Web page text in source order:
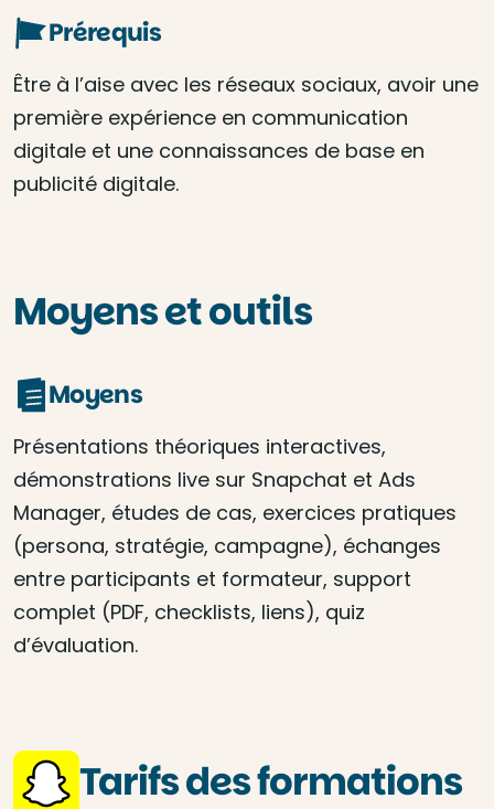
Prérequis
Être à l’aise avec les réseaux sociaux, avoir une
première expérience en communication
digitale et une connaissances de base en
publicité digitale.
Moyens et outils
Moyens
Présentations théoriques interactives,
démonstrations live sur Snapchat et Ads
Manager, études de cas, exercices pratiques
(persona, stratégie, campagne), échanges
entre participants et formateur, support
complet (PDF, checklists, liens), quiz
d’évaluation.
Tarifs des formations